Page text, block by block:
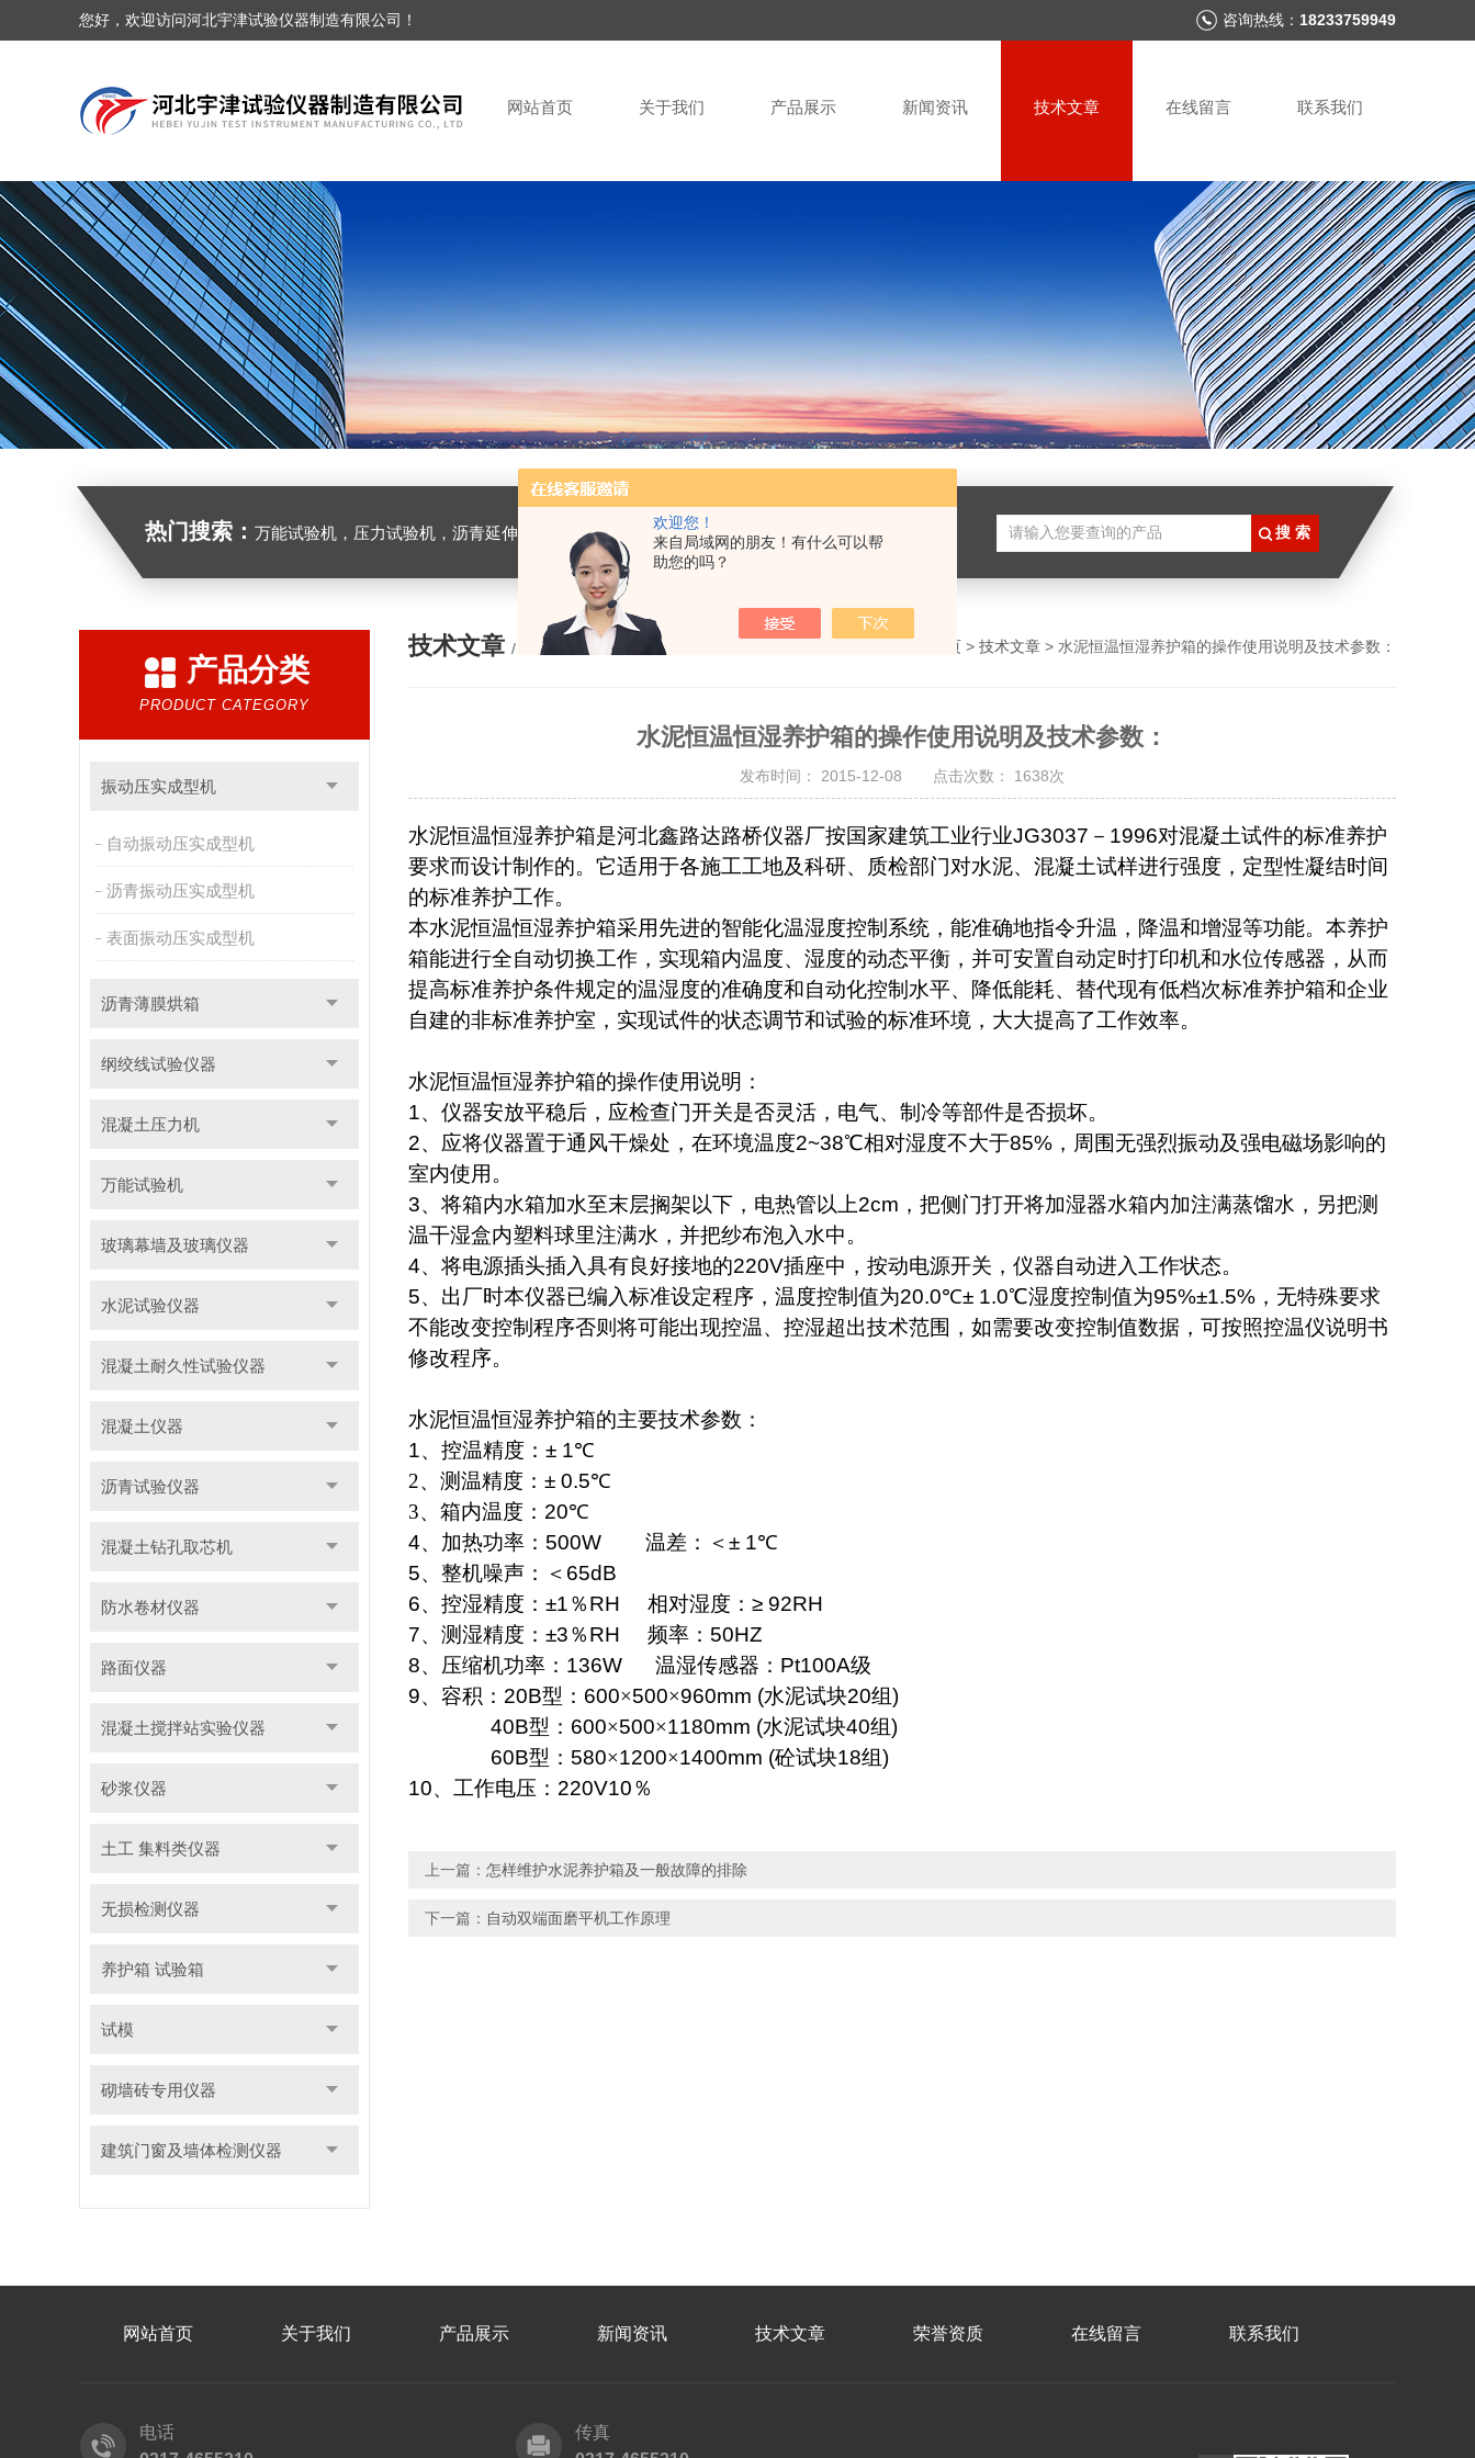
欢迎您！
来自局域网的朋友！有什么可以帮
助您的吗？
您好，欢迎访问河北宇津试验仪器制造有限公司！ 咨询热线： 18233759949
网站首页 关于我们 产品展示 新闻资讯 技术文章 在线留言 联系我们
热门搜索： 万能试验机，压力试验机，沥青延伸度测定仪，沥青混合料拌合机，全自动沥青混合料离心式抽提仪，马歇尔电动击实仪，车辙试验成型机，连续式路面八轮平整度仪，商品混凝土搅拌站试验仪器，试模
产品分类
PRODUCT CATEGORY
振动压实成型机
自动振动压实成型机
沥青振动压实成型机
表面振动压实成型机
沥青薄膜烘箱
纲绞线试验仪器
混凝土压力机
万能试验机
玻璃幕墙及玻璃仪器
水泥试验仪器
混凝土耐久性试验仪器
混凝土仪器
沥青试验仪器
混凝土钻孔取芯机
防水卷材仪器
路面仪器
混凝土搅拌站实验仪器
砂浆仪器
土工 集料类仪器
无损检测仪器
养护箱 试验箱
试模
砌墙砖专用仪器
建筑门窗及墙体检测仪器
技术文章 / ARTICLE 网站首页 > 技术文章 > 水泥恒温恒湿养护箱的操作使用说明及技术参数：
水泥恒温恒湿养护箱的操作使用说明及技术参数：
发布时间： 2015-12-08 点击次数： 1638次
水泥恒温恒湿养护箱是河北鑫路达路桥仪器厂按国家建筑工业行业JG3037 － 1996对混凝土试件的标准养护
要求而设计制作的。它适用于各施工工地及科研、质检部门对水泥、混凝土试样进行强度，定型性凝结时间
的标准养护工作。
本水泥恒温恒湿养护箱采用先进的智能化温湿度控制系统，能准确地指令升温，降温和增湿等功能。本养护
箱能进行全自动切换工作，实现箱内温度、湿度的动态平衡，并可安置自动定时打印机和水位传感器，从而
提高标准养护条件规定的温湿度的准确度和自动化控制水平、降低能耗、替代现有低档次标准养护箱和企业
自建的非标准养护室，实现试件的状态调节和试验的标准环境，大大提高了工作效率。
水泥恒温恒湿养护箱的操作使用说明：
1、仪器安放平稳后，应检查门开关是否灵活，电气、制冷等部件是否损坏。
2、应将仪器置于通风干燥处，在环境温度2~38℃相对湿度不大于85% ，周围无强烈振动及强电磁场影响的
室内使用。
3、将箱内水箱加水至末层搁架以下，电热管以上2cm ，把侧门打开将加湿器水箱内加注满蒸馏水，另把测
温干湿盒内塑料球里注满水，并把纱布泡入水中。
4、将电源插头插入具有良好接地的220V插座中，按动电源开关，仪器自动进入工作状态。
5、出厂时本仪器已编入标准设定程序，温度控制值为20.0℃± 1.0℃湿度控制值为95%±1.5% ，无特殊要求
不能改变控制程序否则将可能出现控温、控湿超出技术范围，如需要改变控制值数据，可按照控温仪说明书
修改程序。
水泥恒温恒湿养护箱的主要技术参数：
1、控温精度： ± 1℃
2、 测温精度： ± 0.5℃
3、 箱内温度： 20℃
4、加热功率： 500W 温差：＜± 1℃
5、整机噪声：＜ 65dB
6、控湿精度： ±1％RH 相对湿度： ≥ 92RH
7、测湿精度： ±3％RH 频率： 50HZ
8、压缩机功率： 136W 温湿传感器： Pt100A级
9、容积： 20B型： 600×500×960mm (水泥试块20组)
40B型： 600×500×1180mm (水泥试块40组)
60B型： 580×1200×1400mm (砼试块18组)
10、工作电压： 220V10％
上一篇： 怎样维护水泥养护箱及一般故障的排除
下一篇： 自动双端面磨平机工作原理
网站首页 关于我们 产品展示 新闻资讯 技术文章 荣誉资质 在线留言 联系我们
电话
传真